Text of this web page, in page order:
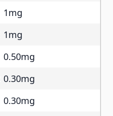
1mg
1mg
0.50mg
0.30mg
0.30mg